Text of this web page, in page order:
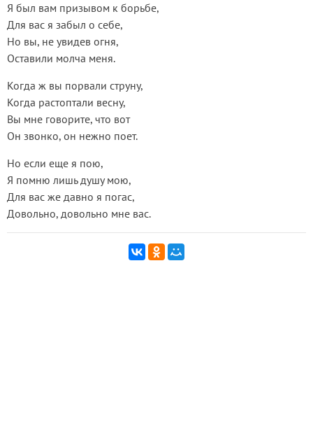
Я был вам призывом к борьбе,
Для вас я забыл о себе,
Но вы, не увидев огня,
Оставили молча меня.
Когда ж вы порвали струну,
Когда растоптали весну,
Вы мне говорите, что вот
Он звонко, он нежно поет.
Но если еще я пою,
Я помню лишь душу мою,
Для вас же давно я погас,
Довольно, довольно мне вас.